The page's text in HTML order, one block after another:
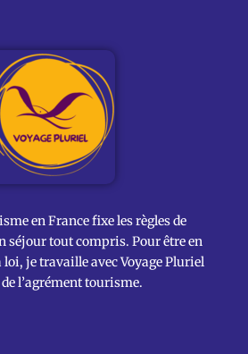
en France fixe les règles de
séjour tout compris. Pour être en
je travaille avec Voyage Pluriel
l’agrément tourisme.